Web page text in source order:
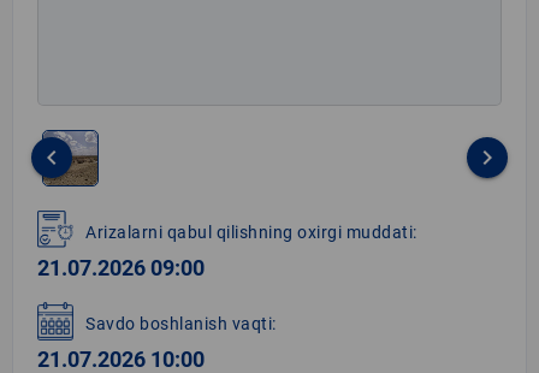
1
of
1
keyboard_arrow_left keyboard_arrow_right
Arizalarni qabul qilishning oxirgi muddati:
21.07.2026 09:00
Savdo boshlanish vaqti:
21.07.2026 10:00